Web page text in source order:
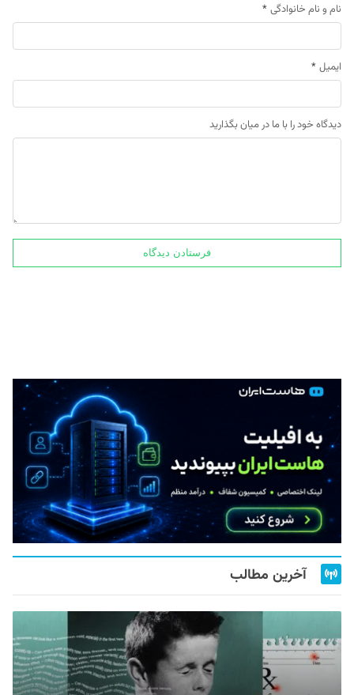
نام و نام خانوادگی *
ایمیل *
دیدگاه خود را با ما در میان بگذارید
آخرین مطالب